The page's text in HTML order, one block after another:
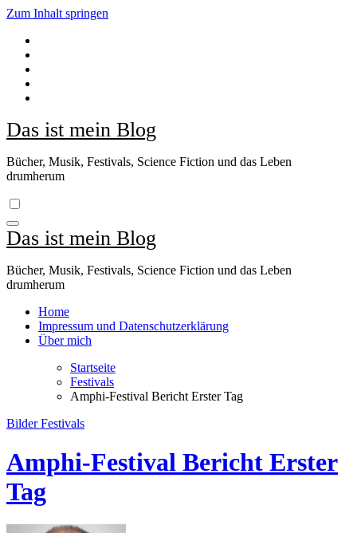
Zum Inhalt springen
Das ist mein Blog
Bücher, Musik, Festivals, Science Fiction und das Leben
drumherum
Das ist mein Blog
Bücher, Musik, Festivals, Science Fiction und das Leben
drumherum
Home
Impressum und Datenschutzerklärung
Über mich
Startseite
Festivals
Amphi-Festival Bericht Erster Tag
BilderFestivals
Amphi-Festival Bericht Erster
Tag